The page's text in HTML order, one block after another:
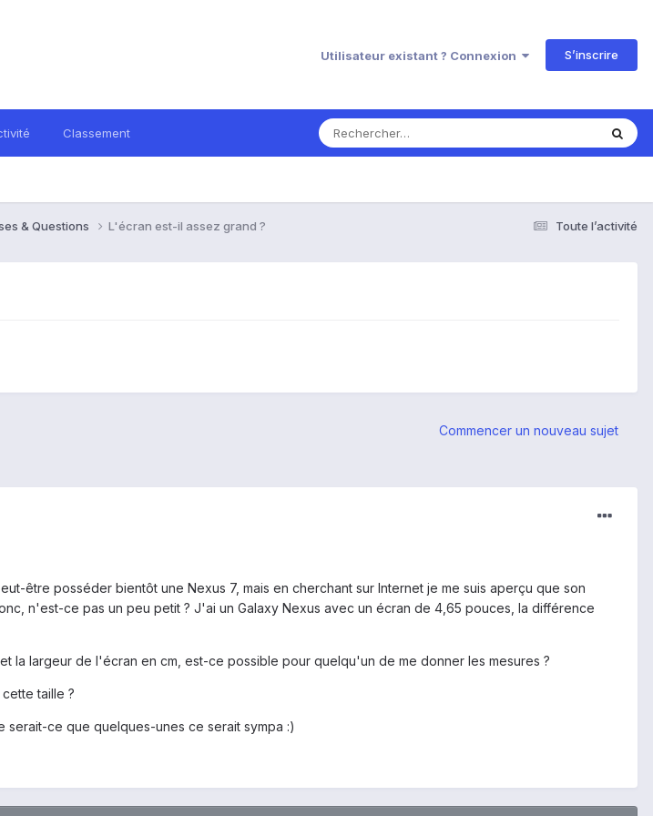
Utilisateur existant ? Connexion S’inscrire
Classement
Toute l’activité
& Questions L'écran est-il assez grand ?
Commencer un nouveau sujet
être posséder bientôt une Nexus 7, mais en cherchant sur Internet je me suis aperçu que son
n'est-ce pas un peu petit ? J'ai un Galaxy Nexus avec un écran de 4,65 pouces, la différence
la largeur de l'écran en cm, est-ce possible pour quelqu'un de me donner les mesures ?
taille ?
ce que quelques-unes ce serait sympa :)